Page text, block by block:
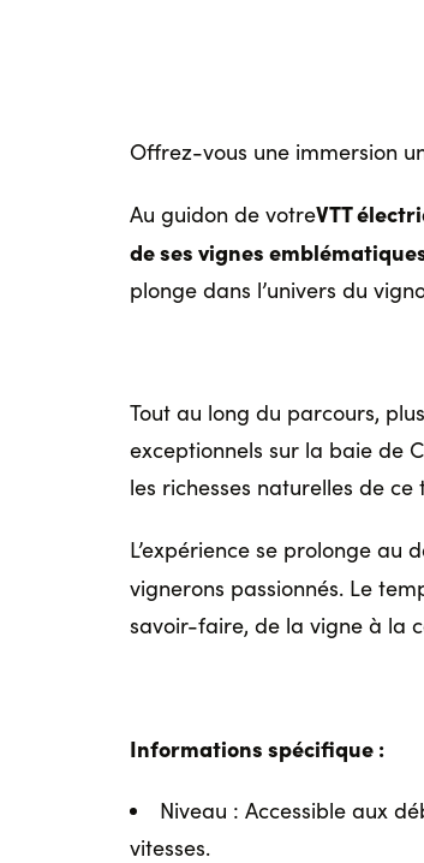
Offrez-vous une immersion
Au guidon de votreVTT
de ses vignes
plonge dans l’univers du
Tout au long du parcours,
exceptionnels sur la baie de
les richesses naturelles de
L’expérience se prolonge au
vignerons passionnés. Le
savoir-faire, de la vigne à la
Informations spécifique :
Niveau : Accessible aux
vitesses.